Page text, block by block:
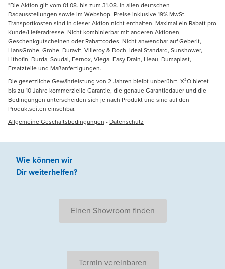
*Die Aktion gilt vom 01.08. bis zum 31.08. in allen deutschen
Badausstellungen sowie im Webshop. Preise inklusive 19% MwSt.
Transportkosten sind in dieser Aktion nicht enthalten. Maximal ein Rabatt pro
Kunde/Lieferadresse. Nicht kombinierbar mit anderen Aktionen,
Geschenkgutscheinen oder Rabattcodes. Nicht anwendbar auf Geberit,
HansGrohe, Grohe, Duravit, Villeroy & Boch, Ideal Standard, Sunshower,
Lithofin, Burda, Soudal, Fernox, Viega, Easy Drain, Heau, Dumaplast,
Ersatzteile und Maßanfertigungen.
Die gesetzliche Gewährleistung von 2 Jahren bleibt unberührt. X²O bietet
bis zu 10 Jahre kommerzielle Garantie, die genaue Garantiedauer und die
Bedingungen unterscheiden sich je nach Produkt und sind auf den
Produktseiten einsehbar.
Allgemeine Geschäftsbedingungen - Datenschutz
Wie können wir
Dir weiterhelfen?
Einen Showroom finden
Termin vereinbaren